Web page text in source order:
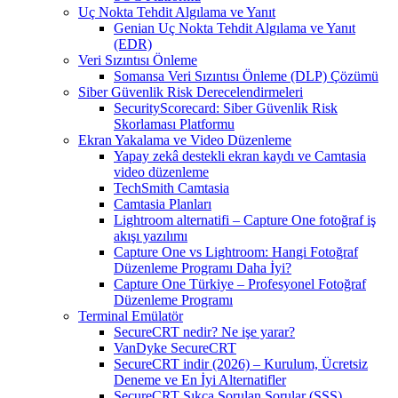
Uç Nokta Tehdit Algılama ve Yanıt
Genian Uç Nokta Tehdit Algılama ve Yanıt
(EDR)
Veri Sızıntısı Önleme
Somansa Veri Sızıntısı Önleme (DLP) Çözümü
Siber Güvenlik Risk Derecelendirmeleri
SecurityScorecard: Siber Güvenlik Risk
Skorlaması Platformu
Ekran Yakalama ve Video Düzenleme
Yapay zekâ destekli ekran kaydı ve Camtasia
video düzenleme
TechSmith Camtasia
Camtasia Planları
Lightroom alternatifi – Capture One fotoğraf iş
akışı yazılımı
Capture One vs Lightroom: Hangi Fotoğraf
Düzenleme Programı Daha İyi?
Capture One Türkiye – Profesyonel Fotoğraf
Düzenleme Programı
Terminal Emülatör
SecureCRT nedir? Ne işe yarar?
VanDyke SecureCRT
SecureCRT indir (2026) – Kurulum, Ücretsiz
Deneme ve En İyi Alternatifler